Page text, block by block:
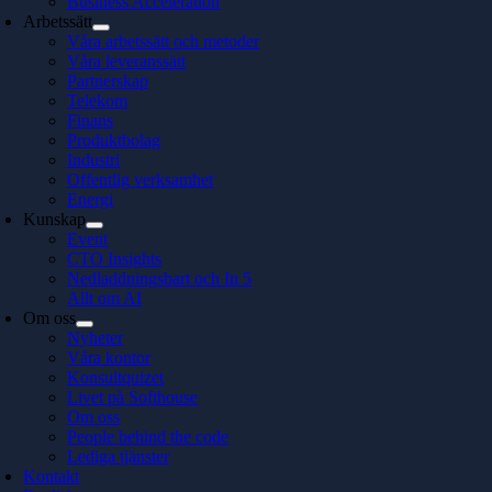
Arbetssätt
Våra arbetssätt och metoder
Våra leveranssätt
Partnerskap
Telekom
Finans
Produktbolag
Industri
Offentlig verksamhet
Energi
Kunskap
Event
CTO Insights
Nedladdningsbart och In 5
Allt om AI
Om oss
Nyheter
Våra kontor
Konsultquizet
Livet på Softhouse
Om oss
People behind the code
Lediga tjänster
Kontakt